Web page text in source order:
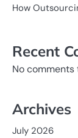
How
Recent
No comments
Archives
July 2026